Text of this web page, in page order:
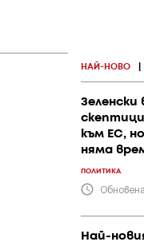
НАЙ-НОВО
Зеленски
към ЕС,
няма
ПОЛИТИКА
Най-